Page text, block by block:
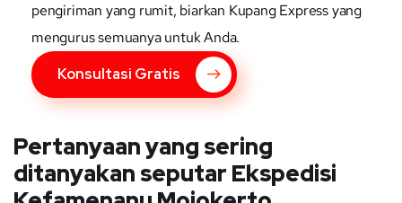
pengiriman yang rumit, biarkan Kupang Express yang
mengurus semuanya untuk Anda.
Konsultasi Gratis
Pertanyaan yang sering
ditanyakan seputar Ekspedisi